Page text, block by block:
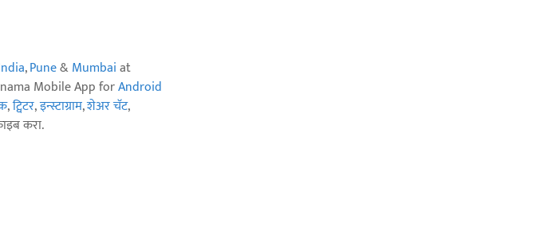
,Pune& Mumbaiat
Mobile App forAndroid
,ट्विटर,इन्स्टाग्राम,शेअर चॅट,
करा.